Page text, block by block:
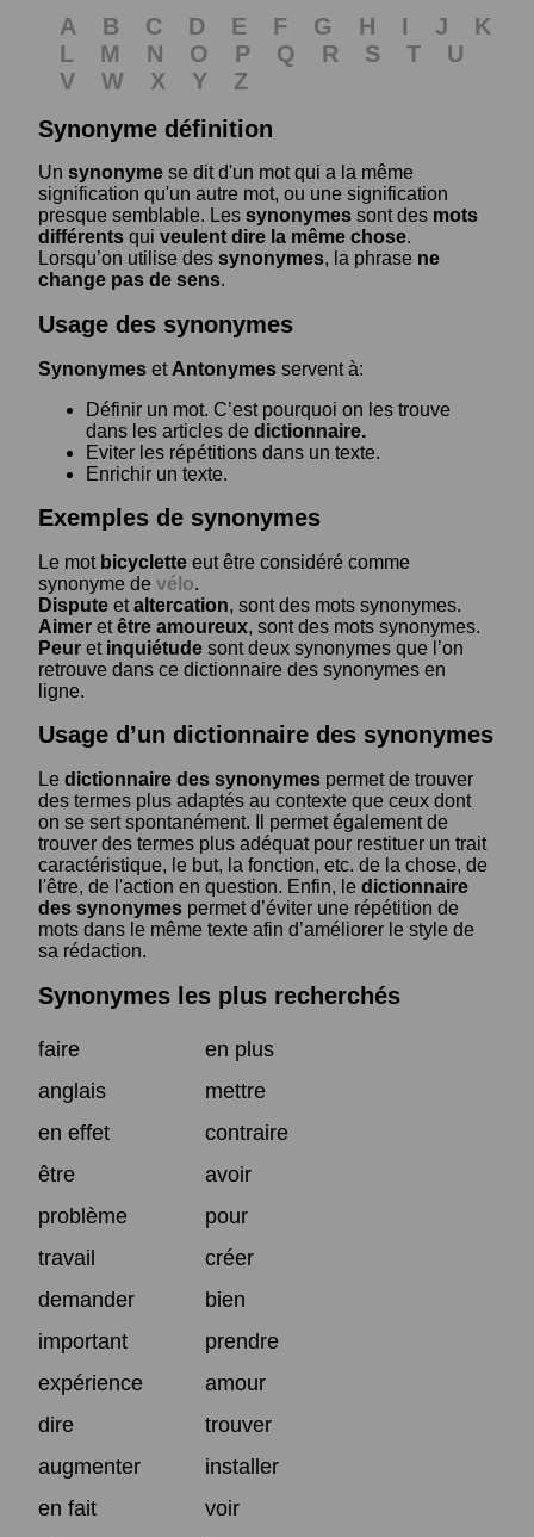
A B C D E F G H I J
K
L
M N O P Q R S T
U
V
W X Y
Z
Synonyme définition
Un synonyme se dit d'un mot qui a la même
signification qu'un autre mot, ou une signification
presque semblable. Les synonymes sont des mots
différents qui veulent dire la même chose.
Lorsqu’on utilise des synonymes, la phrase ne
change pas de sens.
Usage des synonymes
Synonymes et Antonymes servent à:
Définir un mot. C’est pourquoi on les trouve
dans les articles de dictionnaire.
Eviter les répétitions dans un texte.
Enrichir un texte.
Exemples de synonymes
Le mot bicyclette eut être considéré comme
synonyme de vélo.
Dispute etaltercation, sont des mots synonymes.
Aimer etêtre amoureux, sont des mots synonymes.
Peur et inquiétude sont deux synonymes que l’on
retrouve dans ce dictionnaire des synonymes en
ligne.
Usage d’un dictionnaire des synonymes
Le dictionnaire des synonymes permet de trouver
des termes plus adaptés au contexte que ceux dont
on se sert spontanément. Il permet également de
trouver des termes plus adéquat pour restituer un trait
caractéristique, le but, la fonction, etc. de la chose, de
l'être, de l'action en question. Enfin, le dictionnaire
des synonymes permet d’éviter une répétition de
mots dans le même texte afin d’améliorer le style de
sa rédaction.
Synonymes les plus recherchés
faire
en plus
anglais
mettre
en effet
contraire
être
avoir
problème
pour
travail
créer
demander
bien
important
prendre
expérience
amour
dire
trouver
augmenter
installer
en fait
voir